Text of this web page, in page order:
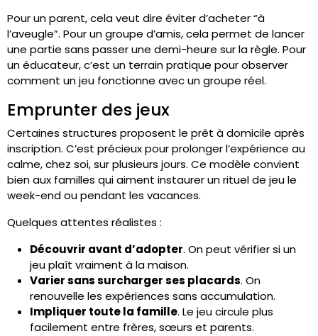
Pour un parent, cela veut dire éviter d’acheter “à
l’aveugle”. Pour un groupe d’amis, cela permet de lancer
une partie sans passer une demi-heure sur la règle. Pour
un éducateur, c’est un terrain pratique pour observer
comment un jeu fonctionne avec un groupe réel.
Emprunter des jeux
Certaines structures proposent le prêt à domicile après
inscription. C’est précieux pour prolonger l’expérience au
calme, chez soi, sur plusieurs jours. Ce modèle convient
bien aux familles qui aiment instaurer un rituel de jeu le
week-end ou pendant les vacances.
Quelques attentes réalistes :
Découvrir avant d’adopter. On peut vérifier si un
jeu plaît vraiment à la maison.
Varier sans surcharger ses placards. On
renouvelle les expériences sans accumulation.
Impliquer toute la famille. Le jeu circule plus
facilement entre frères, sœurs et parents.